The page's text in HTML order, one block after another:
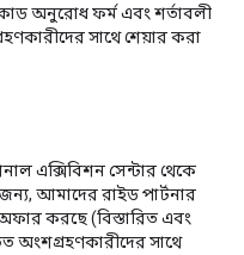
অনুরোধ ফর্ম এবং শর্তাবলী
সাথে শেয়ার করা
এক্সিবিশন সেন্টার থেকে
আমাদের রাইড পার্টনার
করছে (বিস্তারিত এবং
অংশগ্রহণকারীদের সাথে